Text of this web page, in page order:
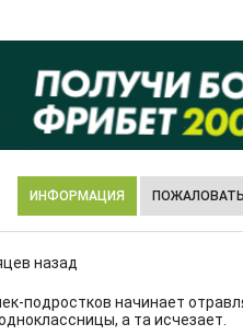
ИНФОРМАЦИЯ
назад
подростков начинает
а та исчезает.